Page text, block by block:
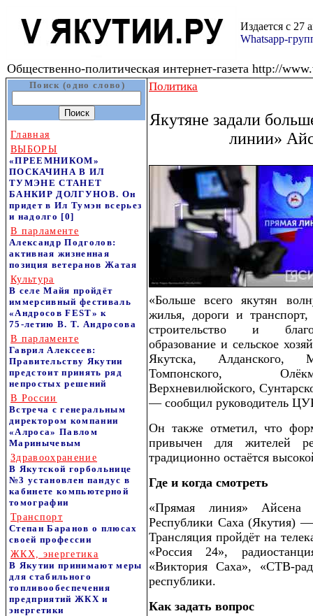
Издается с 27
Whatsapp-
Общественно-политическая интернет-газета http://
Поиск (одно слово)
Главная
ВЫБОРЫ
«ПРЕЕМНИКОМ»
ПОСКАЧИНА В ИЛ
ТУМЭНЕ СТАНЕТ
БАНКИР ДОЛГУНОВ. Он
придет в Ил Тумэн всерьез
и надолго [0]
В парламенте
Александр Подголов:
активная жизненная
позиция ветеранов Жатая
Культура
В селе Майя пройдёт
иммерсивный фестиваль
«Андросов FEST» к
75‑летию В. Т. Андросова
В парламенте
Гаврил Алексеев:
Правительству Якутии
предстоит принять ряд
непростых решений
В России
Встреча с генеральным
директором компании
«Алроса» Павлом
Маринычевым
Здравоохранение
В Якутской горбольнице
№3 установлен пандус в
кабинете компьютерной
томографии
Транспорт
Степан Баранов о плюсах
своей профессии
ЖКХ, энергетика
В Якутии принимают меры
для стабильного
топливообеспечения
предприятий ЖКХ и
энергетики
Политика
Якутяне задали
линии»
«Больше всего якутян
жилья, дороги и
строительство и
образование и сельское
Якутска, Алданского,
Томпонского,
Верхневилюйского,
— сообщил руководитель
Он также отметил, что
привычен для жителей
традиционно остаётся
Где и когда смотреть
«Прямая линия» Айсена
Республики Саха (Якутия)
Трансляция пройдёт на
«Россия 24»,
«Виктория Саха», «СТВ-
республики.
Как задать вопрос